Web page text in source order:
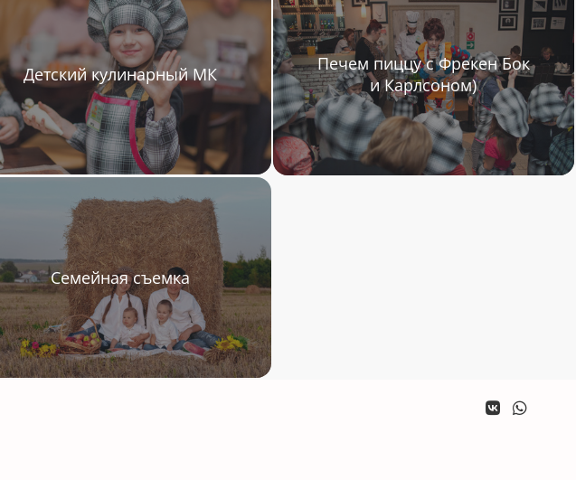
Детский кулинарный МК
Печем пиццу с Фрекен Бок
и Карлсоном)
Семейная съемка